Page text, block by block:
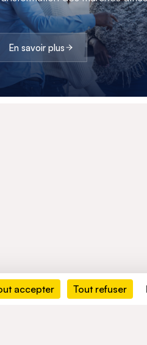
En savoir plus
accepter Tout refuser